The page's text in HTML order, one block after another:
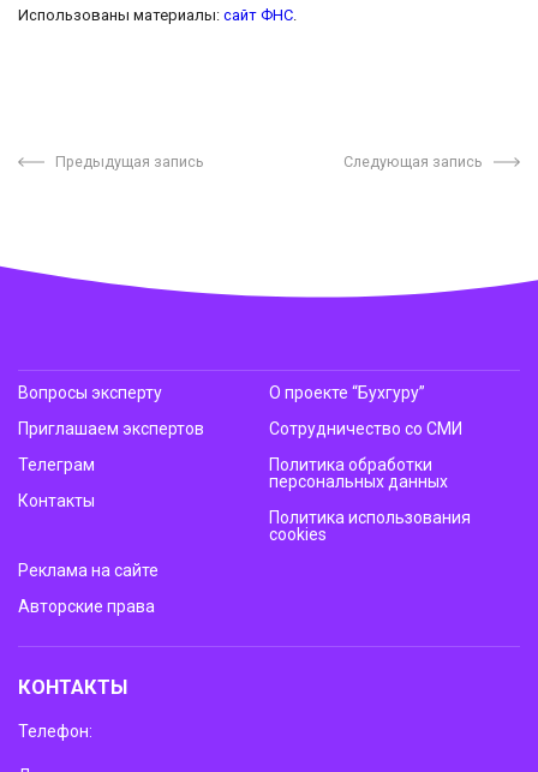
Использованы материалы: сайт ФНС
Предыдущая запись Следующая запись
Вопросы эксперту
Приглашаем экспертов
Телеграм
Контакты
О проекте “Бухгуру”
Сотрудничество со СМИ
Политика обработки
персональных данных
Политика использования
cookies
Реклама на сайте
Авторские права
КОНТАКТЫ
Телефон: